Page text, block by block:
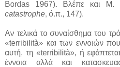
Bordas 1967). Βλέπε και Μ.
catastrophe, ό.π., 147).
Αν τελικά το συναίσθημα του
«terribilità» και των εννοιών
αυτή, τη «terribilità», ή
έννοια αλλά και